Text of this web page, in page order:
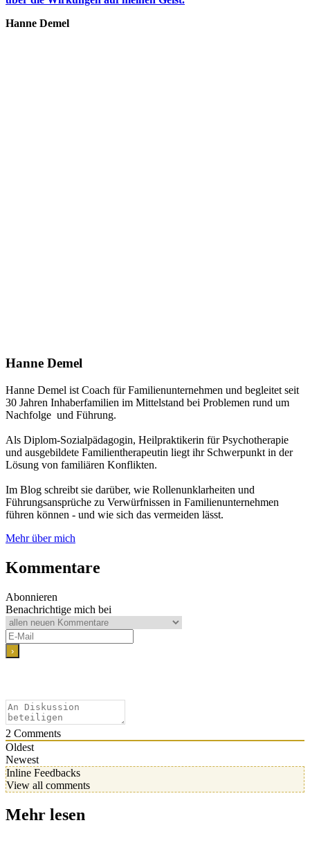
Hanne Demel
Hanne Demel
Hanne Demel ist Coach für Familienunternehmen und begleitet seit
30 Jahren Inhaberfamilien im Mittelstand bei Problemen rund um
Nachfolge und Führung.
Als Diplom-Sozialpädagogin, Heilpraktikerin für Psychotherapie
und ausgebildete Familientherapeutin liegt ihr Schwerpunkt in der
Lösung von familiären Konflikten.
Im Blog schreibt sie darüber, wie Rollenunklarheiten und
Führungsansprüche zu Verwürfnissen in Familienunternehmen
führen können - und wie sich das vermeiden lässt.
Mehr über mich
Kommentare
Abonnieren
Benachrichtige mich bei
2 Comments
Oldest
Newest
Inline Feedbacks
View all comments
Mehr lesen